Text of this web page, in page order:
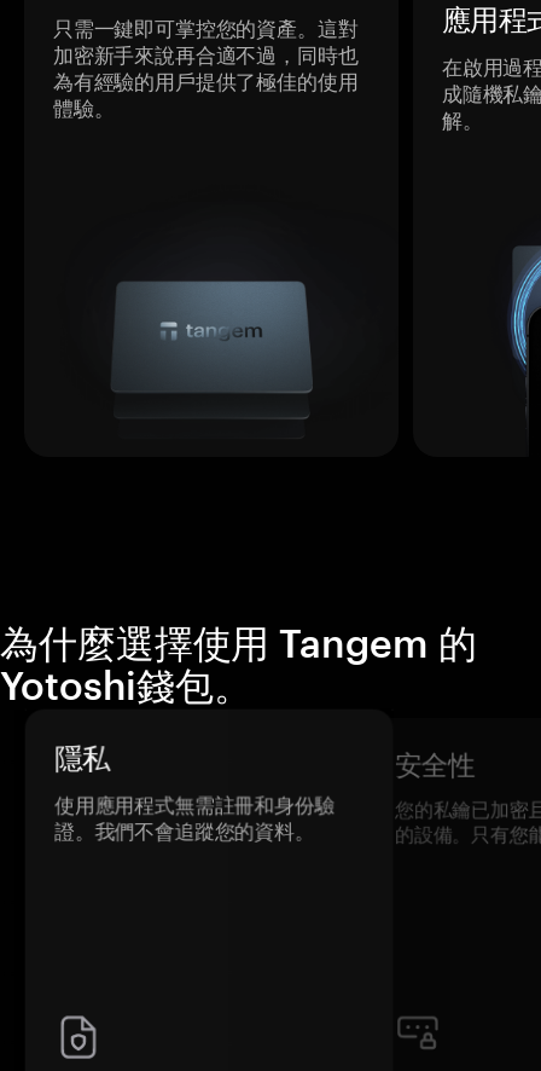
只需一鍵即可掌控您的資產。這對
加密新手來說再合適不過，同時也
為有經驗的用戶提供了極佳的使用
體驗。
應用程
在啟用過
成隨機私
解。
為什麼選擇使用 Tangem 的
Yotoshi錢包。
隱私
使用應用程式無需註冊和身份驗
證。我們不會追蹤您的資料。
安全性
您的私鑰已加密
的設備。只有您